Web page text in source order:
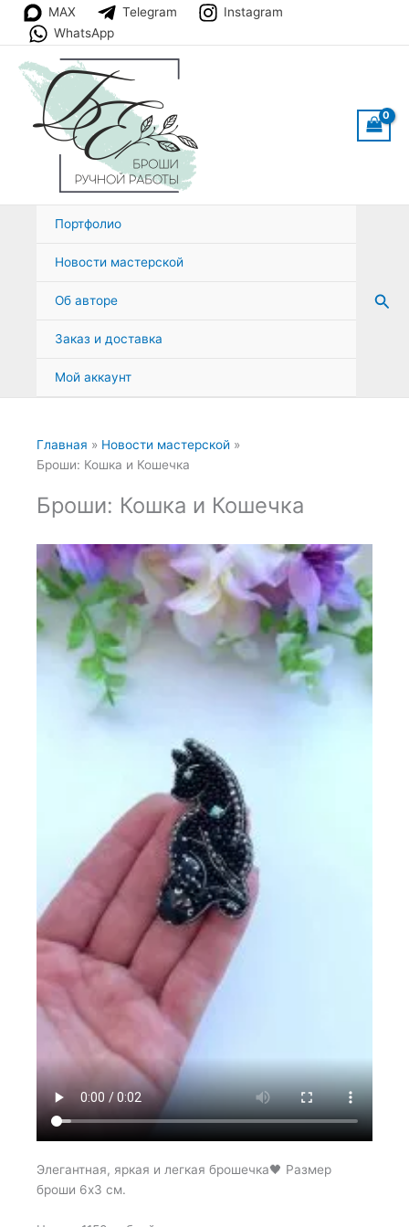
Перейти
содержимому
MAX Telegram
Instagram
WhatsApp
Портфолио
Новости мастерской
Об авторе
Заказ и доставка
Мой аккаунт
Главная
Новости мастерской
Броши: Кошка и Кошечка
Броши: Кошка и Кошечка
Элегантная, яркая и легкая брошечка🖤 Размер
броши 6х3 см.